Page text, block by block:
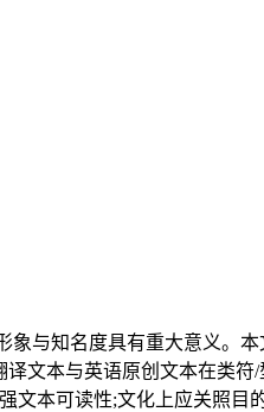
与知名度具有重大意义。
文本与英语原创文本在类
本可读性;文化上应关照